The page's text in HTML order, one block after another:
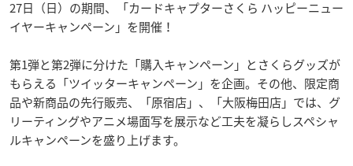
27日（日）の期間、「カードキャプターさくら ハッピーニュー
イヤーキャンペーン」を開催！
第1弾と第2弾に分けた「購入キャンペーン」とさくらグッズが
もらえる「ツイッターキャンペーン」を企画。その他、限定商
品や新商品の先行販売、「原宿店」、「大阪梅田店」では、グ
リーティングやアニメ場面写を展示など工夫を凝らしスペシャ
ルキャンペーンを盛り上げます。